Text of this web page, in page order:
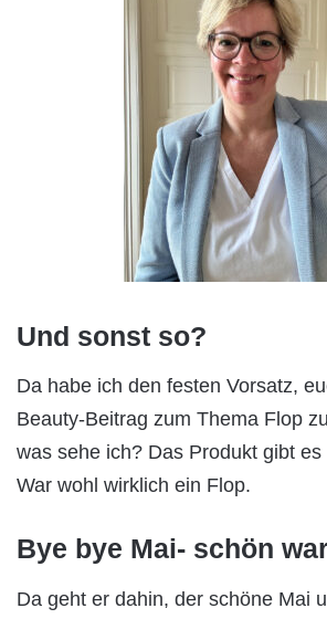
Und sonst so?
Da habe ich den festen Vorsatz,
Beauty-Beitrag zum Thema Flop
was sehe ich? Das Produkt gibt es
War wohl wirklich ein Flop.
Bye bye Mai- schön
Da geht er dahin, der schöne Mai